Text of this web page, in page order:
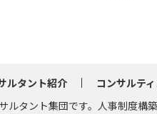
ルタント紹介 コンサルテ
タント集団です。人事制度構